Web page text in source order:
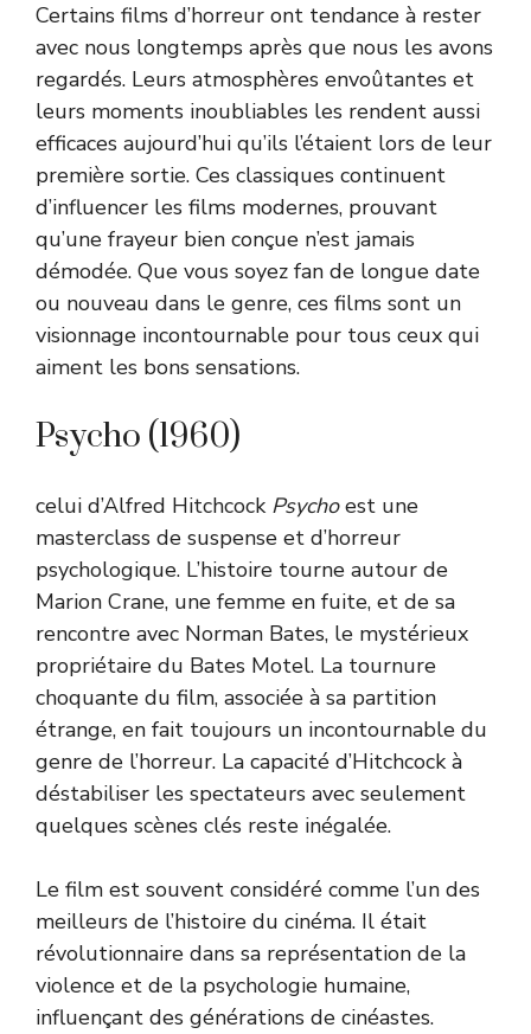
Certains films d’horreur ont tendance à rester
avec nous longtemps après que nous les avons
regardés. Leurs atmosphères envoûtantes et
leurs moments inoubliables les rendent aussi
efficaces aujourd’hui qu’ils l’étaient lors de leur
première sortie. Ces classiques continuent
d’influencer les films modernes, prouvant
qu’une frayeur bien conçue n’est jamais
démodée. Que vous soyez fan de longue date
ou nouveau dans le genre, ces films sont un
visionnage incontournable pour tous ceux qui
aiment les bons sensations.
Psycho (1960)
celui d’Alfred Hitchcock Psychoest une
masterclass de suspense et d’horreur
psychologique. L’histoire tourne autour de
Marion Crane, une femme en fuite, et de sa
rencontre avec Norman Bates, le mystérieux
propriétaire du Bates Motel. La tournure
choquante du film, associée à sa partition
étrange, en fait toujours un incontournable du
genre de l’horreur. La capacité d’Hitchcock à
déstabiliser les spectateurs avec seulement
quelques scènes clés reste inégalée.
Le film est souvent considéré comme l’un des
meilleurs de l’histoire du cinéma. Il était
révolutionnaire dans sa représentation de la
violence et de la psychologie humaine,
influençant des générations de cinéastes.